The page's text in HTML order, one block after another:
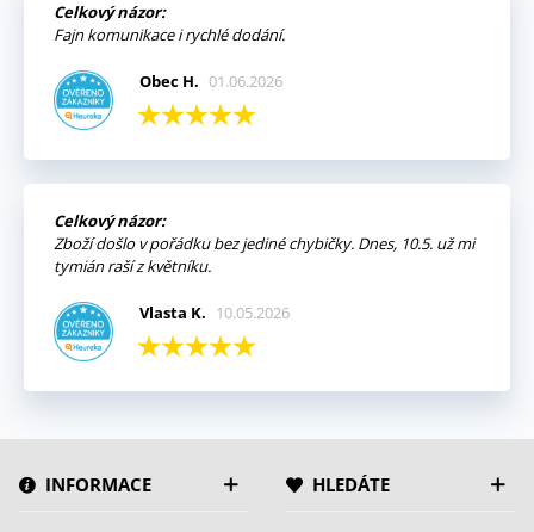
Celkový názor:
Fajn komunikace i rychlé dodání.
Obec H. 01.06.2026
Celkový názor:
Zboží došlo v pořádku bez jediné chybičky. Dnes, 10.5. už mi
tymián raší z květníku.
Vlasta K. 10.05.2026
INFORMACE HLEDÁTE